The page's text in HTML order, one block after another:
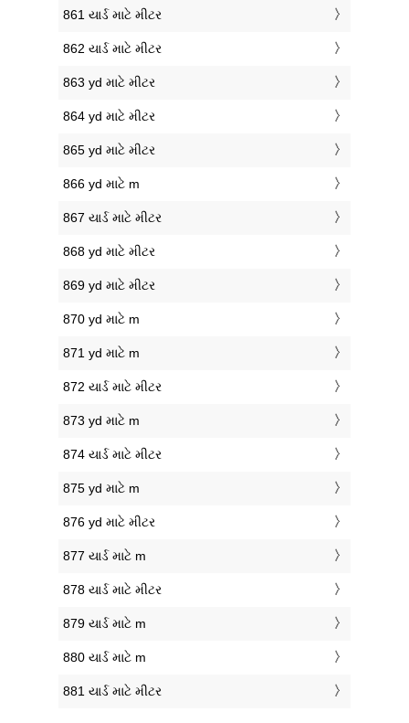
861 યાર્ડ માટે મીટર
862 યાર્ડ માટે મીટર
863 yd માટે મીટર
864 yd માટે મીટર
865 yd માટે મીટર
866 yd માટે m
867 યાર્ડ માટે મીટર
868 yd માટે મીટર
869 yd માટે મીટર
870 yd માટે m
871 yd માટે m
872 યાર્ડ માટે મીટર
873 yd માટે m
874 યાર્ડ માટે મીટર
875 yd માટે m
876 yd માટે મીટર
877 યાર્ડ માટે m
878 યાર્ડ માટે મીટર
879 યાર્ડ માટે m
880 યાર્ડ માટે m
881 યાર્ડ માટે મીટર